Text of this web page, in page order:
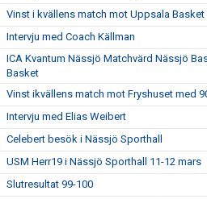
Vinst i kvällens match mot Uppsala Basket
Intervju med Coach Källman
ICA Kvantum Nässjö Matchvärd Nässjö
Basket
Vinst ikvällens match mot Fryshuset med
Intervju med Elias Weibert
Celebert besök i Nässjö Sporthall
USM Herr19 i Nässjö Sporthall 11-12 mars
Slutresultat 99-100